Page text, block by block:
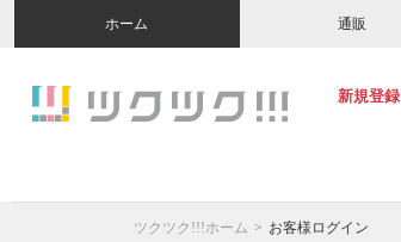
ホーム 通販
新規登録
ツクツク!!!ホーム お客様ログイン